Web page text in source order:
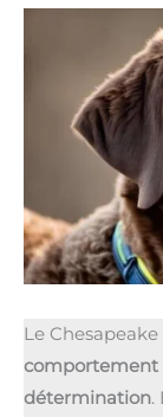
Le
comportement
détermination.